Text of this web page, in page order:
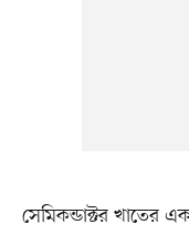
সেমিকন্ডাক্টর খাতের